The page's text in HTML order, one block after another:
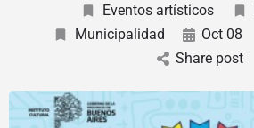
Eventos artísticos
Municipalidad
Oct 08
Share post